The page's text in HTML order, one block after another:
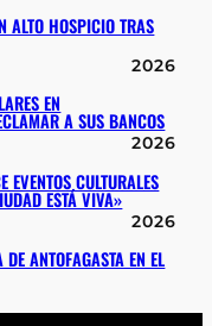
ALTO HOSPICIO TRAS
2026
EN
A SUS BANCOS
2026
EVENTOS CULTURALES
ESTÁ VIVA»
2026
ANTOFAGASTA EN EL